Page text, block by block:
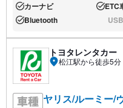
あり:カーナビ あり:ETC
あり:Bluetooth なし:
トヨタレンタカー
松江駅から徒歩5分
ヤリス/ルーミー/